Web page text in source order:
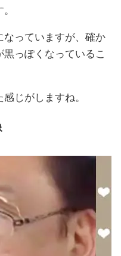
なっていますが、確か
っぽくなっているこ
じがしますね。